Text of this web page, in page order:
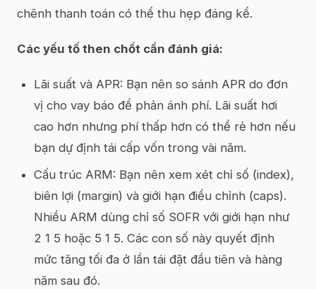
chênh thanh toán có thể thu hẹp đáng kể.
Các yếu tố then chốt cần đánh giá:
Lãi suất và APR: Bạn nên so sánh APR do đơn
vị cho vay báo để phản ánh phí. Lãi suất hơi
cao hơn nhưng phí thấp hơn có thể rẻ hơn nếu
bạn dự định tái cấp vốn trong vài năm.
Cấu trúc ARM: Bạn nên xem xét chỉ số (index),
biên lợi (margin) và giới hạn điều chỉnh (caps).
Nhiều ARM dùng chỉ số SOFR với giới hạn như
2 1 5 hoặc 5 1 5. Các con số này quyết định
mức tăng tối đa ở lần tái đặt đầu tiên và hàng
năm sau đó.